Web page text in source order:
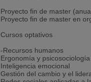
Proyecto fin de master
Proyecto fin de master en
Cursos optativos
-Recursos humanos
Ergonomía y
Inteligencia emocional
Gestión del cambio y el